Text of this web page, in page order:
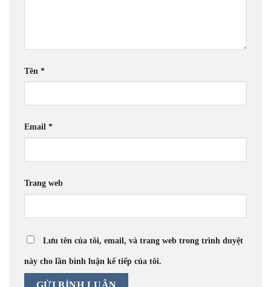
Tên *
Email *
Trang web
Lưu tên của tôi, email, và trang web trong trình duyệt
này cho lần bình luận kế tiếp của tôi.